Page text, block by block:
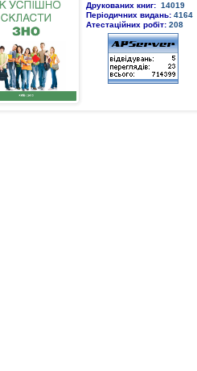
Друкованих книг: 14019
Періодичних видань: 4164
Атестаційних робіт: 208